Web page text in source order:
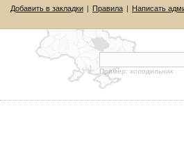
Добавить в закладки | Правила | Написать
Пример: холодильник